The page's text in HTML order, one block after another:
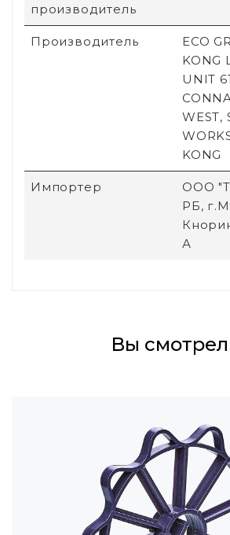
производитель
Производитель
ECO
KONG
UNIT
WEST,
KONG
Импортер
ООО
РБ,
А
Вы